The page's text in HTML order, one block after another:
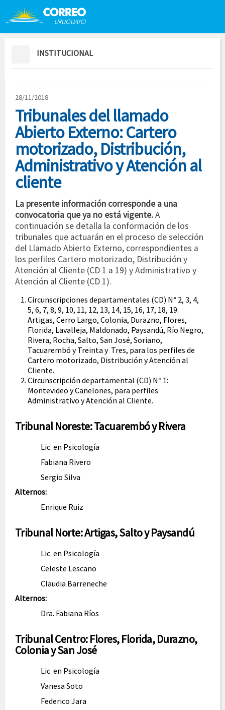
Saltar al contenido
INSTITUCIONAL
28/11/2018
Tribunales del llamado
Abierto Externo: Cartero
motorizado, Distribución,
Administrativo y Atención al
cliente
La presente información corresponde a una
convocatoria que ya no está vigente.A
continuación se detalla la conformación de los
tribunales que actuarán en el proceso de selección
del Llamado Abierto Externo, correspondientes a
los perfiles Cartero motorizado, Distribución y
Atención al Cliente (CD 1 a 19) y Administrativo y
Atención al Cliente (CD 1).
Circunscripciones departamentales (CD) N° 2, 3, 4,
5, 6, 7, 8, 9, 10, 11, 12, 13, 14, 15, 16, 17, 18, 19:
Artigas, Cerro Largo, Colonia, Durazno, Flores,
Florida, Lavalleja, Maldonado, Paysandú, Río Negro,
Rivera, Rocha, Salto, San José, Soriano,
Tacuarembó y Treinta y Tres, para los perfiles de
Cartero motorizado, Distribución y Atención al
Cliente.
Circunscripción departamental (CD) Nº 1:
Montevideo y Canelones, para perfiles
Administrativo y Atención al Cliente.
Tribunal Noreste: Tacuarembó y Rivera
Lic. en Psicología
Fabiana Rivero
Sergio Silva
Alternos:
Enrique Ruiz
Tribunal Norte: Artigas, Salto y Paysandú
Lic. en Psicología
Celeste Lescano
Claudia Barreneche
Alternos:
Dra. Fabiana Ríos
Tribunal Centro: Flores, Florida, Durazno,
Colonia y San José
Lic. en Psicología
Vanesa Soto
Federico Jara